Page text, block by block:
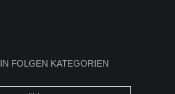
FOLGEN KATEGORIEN